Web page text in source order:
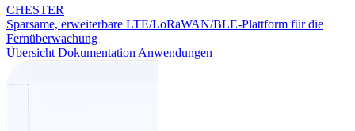
CHESTER
Sparsame, erweiterbare LTE/LoRaWAN/BLE-Plattform für die
Fernüberwachung
Übersicht Dokumentation Anwendungen